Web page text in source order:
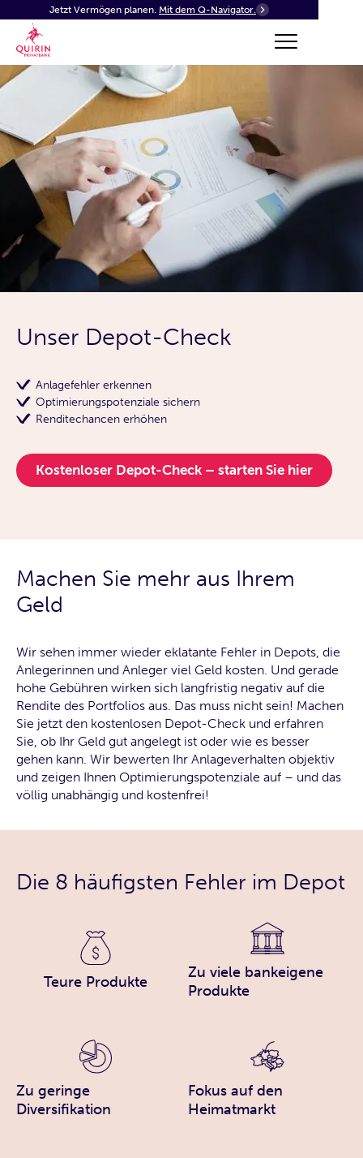
Jetzt Vermögen planen. Mit dem Q-Navigator.
Unser Depot-Check
Anlagefehler erkennen
Optimierungspotenziale sichern
Renditechancen erhöhen
Kostenloser Depot-Check – starten Sie hier
Machen Sie mehr aus Ihrem
Geld
Wir sehen immer wieder eklatante Fehler in Depots, die
Anlegerinnen und Anleger viel Geld kosten. Und gerade
hohe Gebühren wirken sich langfristig negativ auf die
Rendite des Portfolios aus. Das muss nicht sein! Machen
Sie jetzt den kostenlosen Depot-Check und erfahren
Sie, ob Ihr Geld gut angelegt ist oder wie es besser
gehen kann. Wir bewerten Ihr Anlageverhalten objektiv
und zeigen Ihnen Optimierungspotenziale auf – und das
völlig unabhängig und kostenfrei!
Die 8 häufigsten Fehler im Depot
Teure Produkte
Zu viele bankeigene
Produkte
Zu geringe
Diversifikation
Fokus auf den
Heimatmarkt